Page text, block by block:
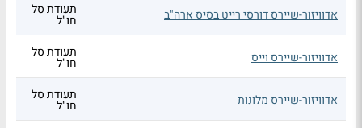
אדוויזור-שיירס דורסי רייט בסיס ארה"ב תעודת סל
חו"ל
אדוויזור-שיירס וייס תעודת סל
חו"ל
אדוויזור-שיירס מלונות תעודת סל
חו"ל